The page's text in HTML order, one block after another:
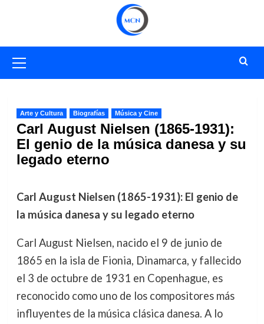
primario
Arte y Cultura Biografías Música y Cine
Carl August Nielsen (1865-1931):
El genio de la música danesa y su
legado eterno
Carl August Nielsen (1865-1931): El genio de
la música danesa y su legado eterno
Carl August Nielsen, nacido el 9 de junio de
1865 en la isla de Fionia, Dinamarca, y fallecido
el 3 de octubre de 1931 en Copenhague, es
reconocido como uno de los compositores más
influyentes de la música clásica danesa. A lo